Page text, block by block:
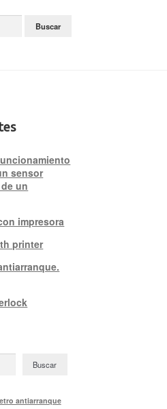
sensor
un
impresora
printer
Buscar
antiarranque